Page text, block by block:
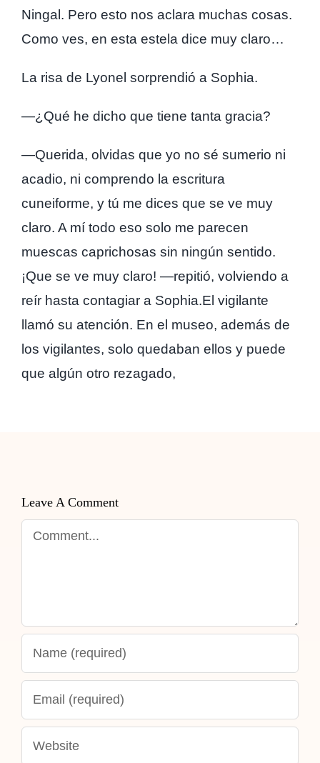
Ningal. Pero esto nos aclara muchas cosas.
Como ves, en esta estela dice muy claro…
La risa de Lyonel sorprendió a Sophia.
—¿Qué he dicho que tiene tanta gracia?
—Querida, olvidas que yo no sé sumerio ni
acadio, ni comprendo la escritura
cuneiforme, y tú me dices que se ve muy
claro. A mí todo eso solo me parecen
muescas caprichosas sin ningún sentido.
¡Que se ve muy claro! —repitió, volviendo a
reír hasta contagiar a Sophia.El vigilante
llamó su atención. En el museo, además de
los vigilantes, solo quedaban ellos y puede
que algún otro rezagado,
Leave A Comment
Comment